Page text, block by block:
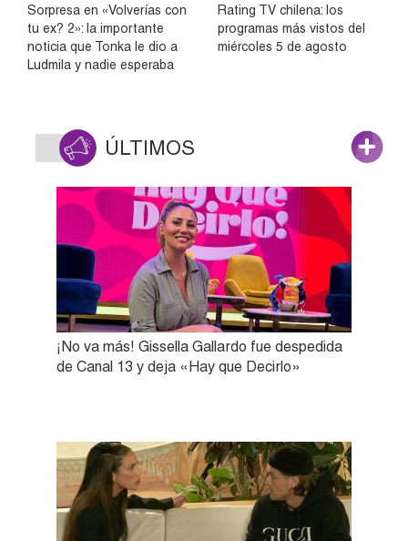
Sorpresa en «Volverías con
tu ex? 2»: la importante
noticia que Tonka le dio a
Ludmila y nadie esperaba
Rating TV chilena: los
programas más vistos del
miércoles 5 de agosto
ÚLTIMOS
¡No va más! Gissella Gallardo fue despedida
de Canal 13 y deja «Hay que Decirlo»